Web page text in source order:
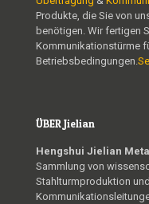
Produkte, die Sie von
benötigen. Wir fertigen
Kommunikationstürme
Betriebsbedingungen.
ÜBER Jielian
Hengshui Jielian
Sammlung von
Stahlturmproduktion